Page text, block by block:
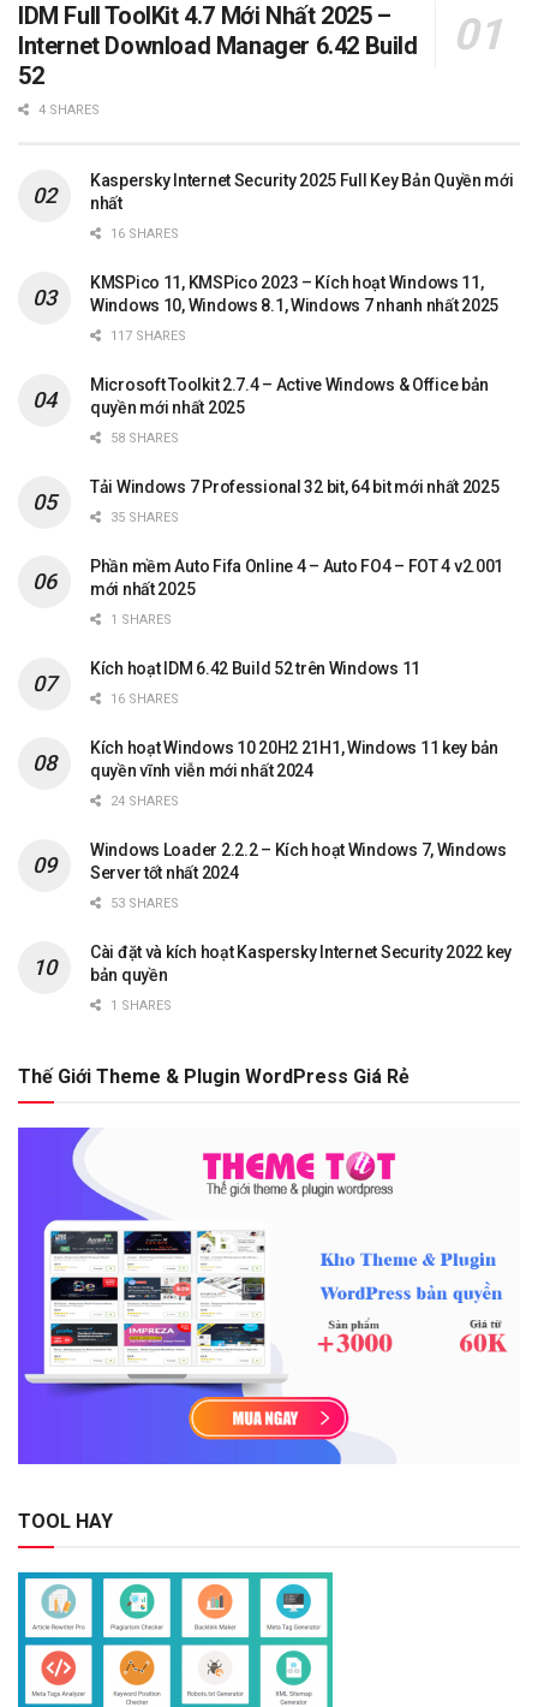
IDM Full ToolKit 4.7 Mới Nhất 2025 –
Internet Download Manager 6.42 Build
52
4 SHARES
Kaspersky Internet Security 2025 Full Key Bản Quyền mới
nhất
16 SHARES
KMSPico 11, KMSPico 2023 – Kích hoạt Windows 11,
Windows 10, Windows 8.1, Windows 7 nhanh nhất 2025
117 SHARES
Microsoft Toolkit 2.7.4 – Active Windows & Office bản
quyền mới nhất 2025
58 SHARES
Tải Windows 7 Professional 32 bit, 64 bit mới nhất 2025
35 SHARES
Phần mềm Auto Fifa Online 4 – Auto FO4 – FOT 4 v2.001
mới nhất 2025
1 SHARES
Kích hoạt IDM 6.42 Build 52 trên Windows 11
16 SHARES
Kích hoạt Windows 10 20H2 21H1, Windows 11 key bản
quyền vĩnh viễn mới nhất 2024
24 SHARES
Windows Loader 2.2.2 – Kích hoạt Windows 7, Windows
Server tốt nhất 2024
53 SHARES
Cài đặt và kích hoạt Kaspersky Internet Security 2022 key
bản quyền
1 SHARES
Thế Giới Theme & Plugin WordPress Giá Rẻ
TOOL HAY